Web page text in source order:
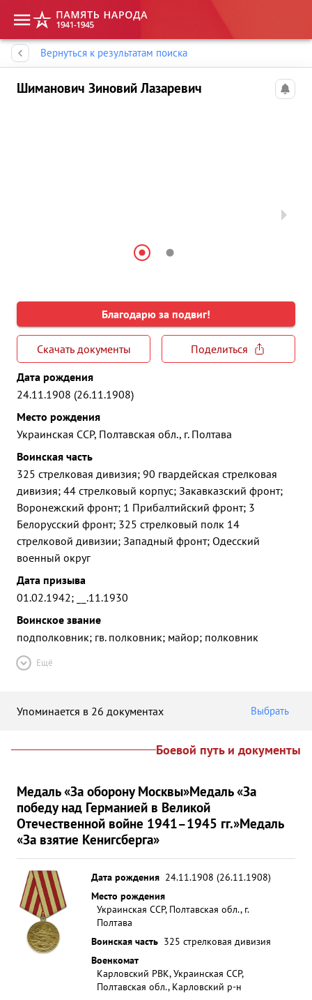
Вернуться к результатам поиска
Шиманович Зиновий Лазаревич
Благодарю за подвиг!
Скачать документы
Поделиться
Дата рождения
24.11.1908 (26.11.1908)
Место рождения
Украинская ССР, Полтавская обл., г. Полтава
Воинская часть
325 стрелковая дивизия; 90 гвардейская стрелковая
дивизия; 44 стрелковый корпус; Закавказский фронт;
Воронежский фронт; 1 Прибалтийский фронт; 3
Белорусский фронт; 325 стрелковый полк 14
стрелковой дивизии; Западный фронт; Одесский
военный округ
Дата призыва
01.02.1942; __.11.1930
Воинское звание
подполковник; гв. полковник; майор; полковник
Ещё
Упоминается в 26 документах Выбрать
Боевой путь и документы
Медаль «За оборону Москвы»Медаль «За
победу над Германией в Великой
Отечественной войне 1941–1945 гг.»Медаль
«За взятие Кенигсберга»
Дата рождения 24.11.1908 (26.11.1908)
Место рождения
Украинская ССР, Полтавская обл., г.
Полтава
Воинская часть 325 стрелковая дивизия
Военкомат
Карловский РВК, Украинская ССР,
Полтавская обл., Карловский р-н
Память народа